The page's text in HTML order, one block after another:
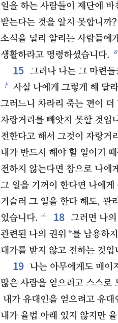
일을 하는 사람들이 제단에
받는다는 것을 알지 못합니까?
소식을 널리 알리는 사람들에
생활하라고 명령하셨습니다. ㅎ
15 그러나 나는 그 마련
ㅏ 사실 나에게 그렇게 해 달
그러느니 차라리 죽는 편이
자랑거리를 빼앗지 못할 것입
전한다고 해서 그것이 자랑거
내가 반드시 해야 할 일이기
전하지 않는다면 참으로 나에
그 일을 기꺼이 한다면 나에
거슬러 그 일을 한다 해도, 관
있습니다. ㅗ 18 그러면 나
관련된 나의 권위 *를 남용하
대가를 받지 않고 전하는 것입
19 나는 아무에게도 매이
많은 사람을 얻으려고 스스로
내가 유대인을 얻으려고 유
내가 율법 아래 있지 않지만